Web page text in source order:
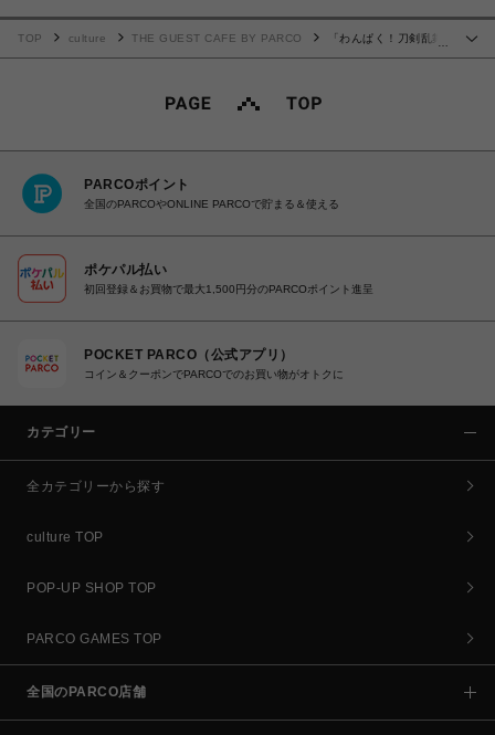
TOP culture THE GUEST CAFE BY PARCO
「わんぱく！刀剣乱舞
PARCOポイント
全国のPARCOやONLINE PARCOで貯まる＆使える
ポケパル払い
初回登録＆お買物で最大1,500円分のPARCOポイント進呈
POCKET PARCO（公式アプリ）
コイン＆クーポンでPARCOでのお買い物がオトクに
カテゴリー
全カテゴリーから探す
culture TOP
POP-UP SHOP TOP
PARCO GAMES TOP
全国のPARCO店舗